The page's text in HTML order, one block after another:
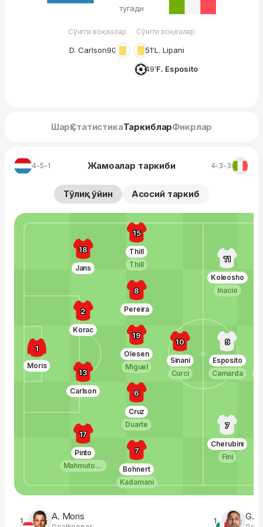
Сўнгги воқеалар
D. Carlson90′
тугади
Сўнгги воқеалар
51′L. Lipani
49′F. Esposito
ШарҳСтатистикаТаркибларФикрлар
4-5-1 Жамоалар таркиби 4-3-3
Тўлиқ ўйин Асосий таркиб
1
Moris
18
Jans
2
Korac
13
Carlson
17
Pinto
Mahmutovic
15
Thill
Thill
8
Pereira
19
Olesen
Miguel
6
Cruz
Duarte
7
Bohnert
Kadamani
10
Sinani
Curci
11
Koleosho
Inacio
9
Esposito
Camarda
7
Cherubini
Fini
1 A. Moris 1 G.